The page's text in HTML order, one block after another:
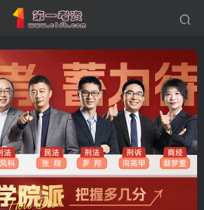
重要通知：因网站调整，现已经关闭手机号登录，请手机注册用户及时添加客服微信（微信号：dykz180），客服会协助将登陆方式更改为邮箱登录！